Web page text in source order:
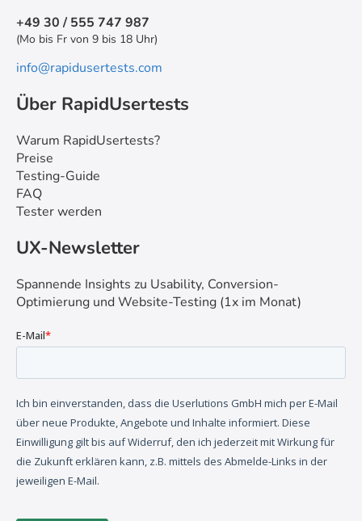
+49 30 / 555 747 987
(Mo bis Fr von 9 bis 18 Uhr)
info@rapidusertests.com
Über RapidUsertests
Warum RapidUsertests?
Preise
Testing-Guide
FAQ
Tester werden
UX-Newsletter
Spannende Insights zu Usability, Conversion-
Optimierung und Website-Testing (1x im Monat)